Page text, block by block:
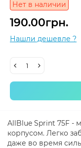
Нет в наличии
190.00грн.
Нашли дешевле ?
AllBlue Sprint 75F -
корпусом. Легко
даже во время